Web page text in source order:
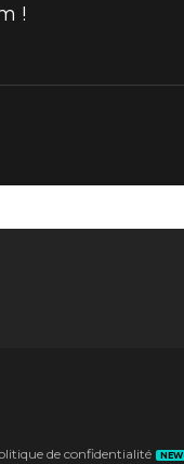
!
de confidentialité NEW